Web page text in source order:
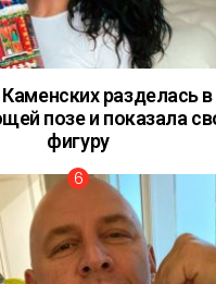
разделась в
позе и показала
фигуру